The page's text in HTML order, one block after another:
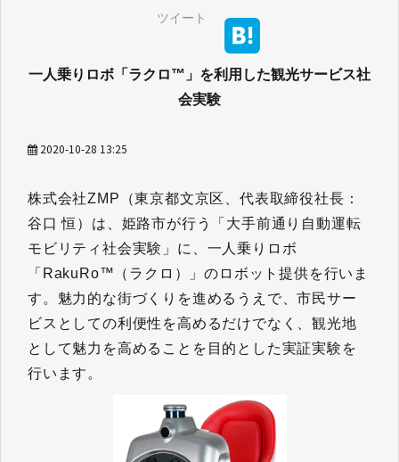
ツイート
一人乗りロボ「ラクロ™」を利用した観光サービス社
会実験
2020-10-28 13:25
株式会社ZMP（東京都文京区、代表取締役社長：
谷口 恒）は、姫路市が行う「大手前通り自動運転
モビリティ社会実験」に、一人乗りロボ
「RakuRo™（ラクロ）」のロボット提供を行いま
す。魅力的な街づくりを進めるうえで、市民サー
ビスとしての利便性を高めるだけでなく、観光地
として魅力を高めることを目的とした実証実験を
行います。